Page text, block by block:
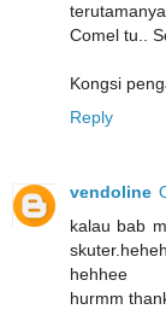
Comel tu..
Kongsi
Reply
vendoline
kalau bab
hehhee
hurmm